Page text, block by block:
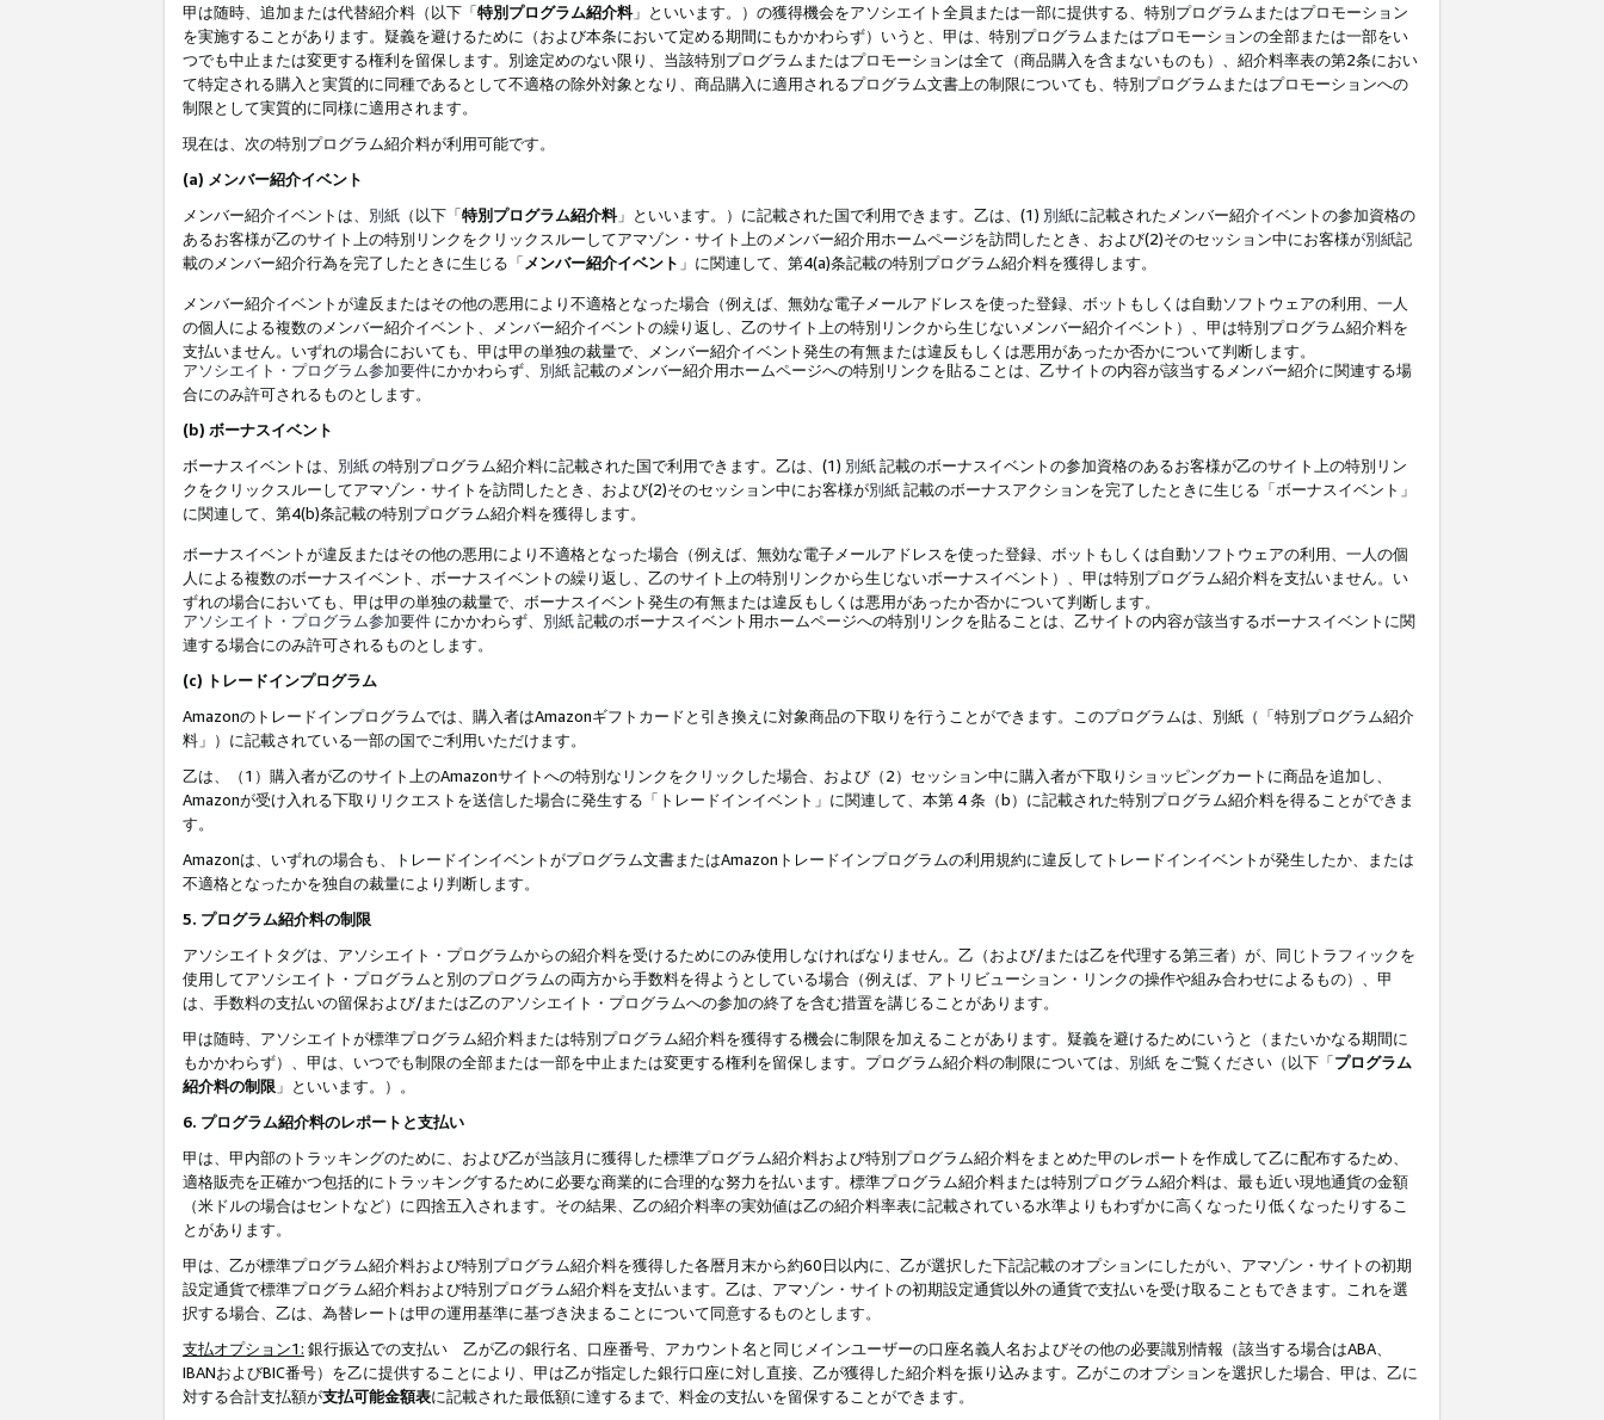
甲は随時、追加または代替紹介料（以下「特別プログラム紹介料」といいます。）の獲得機会をアソシエイト全員または一部に提供する、特別プログラムまたはプロモーション
を実施することがあります。疑義を避けるために（および本条において定める期間にもかかわらず）いうと、甲は、特別プログラムまたはプロモーションの全部または一部をい
つでも中止または変更する権利を留保します。別途定めのない限り、当該特別プログラムまたはプロモーションは全て（商品購入を含まないものも）、紹介料率表の第2条におい
て特定される購入と実質的に同種であるとして不適格の除外対象となり、商品購入に適用されるプログラム文書上の制限についても、特別プログラムまたはプロモーションへの
制限として実質的に同様に適用されます。
現在は、次の特別プログラム紹介料が利用可能です。
(a) メンバー紹介イベント
メンバー紹介イベントは、 別紙 （以下「特別プログラム紹介料」といいます。）に記載された国で利用できます。乙は、(1) 別紙に記載されたメンバー紹介イベントの参加資格の
あるお客様が乙のサイト上の特別リンクをクリックスルーしてアマゾン・サイト上のメンバー紹介用ホームページを訪問したとき、および(2)そのセッション中にお客様が別紙記
載のメンバー紹介行為を完了したときに生じる「 メンバー紹介イベント 」に関連して、第4(a)条記載の特別プログラム紹介料を獲得します。
メンバー紹介イベントが違反またはその他の悪用により不適格となった場合（例えば、無効な電子メールアドレスを使った登録、ボットもしくは自動ソフトウェアの利用、一人
の個人による複数のメンバー紹介イベント、メンバー紹介イベントの繰り返し、乙のサイト上の特別リンクから生じないメンバー紹介イベント）、甲は特別プログラム紹介料を
支払いません。いずれの場合においても、甲は甲の単独の裁量で、メンバー紹介イベント発生の有無または違反もしくは悪用があったか否かについて判断します。
アソシエイト・プログラム参加要件にかかわらず、 別紙記載のメンバー紹介用ホームページへの特別リンクを貼ることは、乙サイトの内容が該当するメンバー紹介に関連する場
合にのみ許可されるものとします。
(b) ボーナスイベント
ボーナスイベントは、 別紙の特別プログラム紹介料に記載された国で利用できます。乙は、(1) 別紙記載のボーナスイベントの参加資格のあるお客様が乙のサイト上の特別リン
クをクリックスルーしてアマゾン・サイトを訪問したとき、および(2)そのセッション中にお客様が別紙記載のボーナスアクションを完了したときに生じる「ボーナスイベント」
に関連して、第4(b)条記載の特別プログラム紹介料を獲得します。
ボーナスイベントが違反またはその他の悪用により不適格となった場合（例えば、無効な電子メールアドレスを使った登録、ボットもしくは自動ソフトウェアの利用、一人の個
人による複数のボーナスイベント、ボーナスイベントの繰り返し、乙のサイト上の特別リンクから生じないボーナスイベント）、甲は特別プログラム紹介料を支払いません。い
ずれの場合においても、甲は甲の単独の裁量で、ボーナスイベント発生の有無または違反もしくは悪用があったか否かについて判断します。
アソシエイト・プログラム参加要件 にかかわらず、 別紙記載のボーナスイベント用ホームページへの特別リンクを貼ることは、乙サイトの内容が該当するボーナスイベントに関
連する場合にのみ許可されるものとします。
(c) トレードインプログラム
Amazonのトレードインプログラムでは、購入者はAmazonギフトカードと引き換えに対象商品の下取りを行うことができます。このプログラムは、別紙（「特別プログラム紹介
料」）に記載されている一部の国でご利用いただけます。
乙は、（1）購入者が乙のサイト上のAmazonサイトへの特別なリンクをクリックした場合、および（2）セッション中に購入者が下取りショッピングカートに商品を追加し、
Amazonが受け入れる下取りリクエストを送信した場合に発生する「トレードインイベント」に関連して、本第 4 条（b）に記載された特別プログラム紹介料を得ることができま
す。
Amazonは、いずれの場合も、トレードインイベントがプログラム文書またはAmazonトレードインプログラムの利用規約に違反してトレードインイベントが発生したか、または
不適格となったかを独自の裁量により判断します。
5. プログラム紹介料の制限
アソシエイトタグは、アソシエイト・プログラムからの紹介料を受けるためにのみ使用しなければなりません。乙（および/または乙を代理する第三者）が、同じトラフィックを
使用してアソシエイト・プログラムと別のプログラムの両方から手数料を得ようとしている場合（例えば、アトリビューション・リンクの操作や組み合わせによるもの）、甲
は、手数料の支払いの留保および/または乙のアソシエイト・プログラムへの参加の終了を含む措置を講じることがあります。
甲は随時、アソシエイトが標準プログラム紹介料または特別プログラム紹介料を獲得する機会に制限を加えることがあります。疑義を避けるためにいうと（またいかなる期間に
もかかわらず）、甲は、いつでも制限の全部または一部を中止または変更する権利を留保します。プログラム紹介料の制限については、 別紙 をご覧ください（以下「プログラム
紹介料の制限 」といいます。）。
6. プログラム紹介料のレポートと支払い
甲は、甲内部のトラッキングのために、および乙が当該月に獲得した標準プログラム紹介料および特別プログラム紹介料をまとめた甲のレポートを作成して乙に配布するため、
適格販売を正確かつ包括的にトラッキングするために必要な商業的に合理的な努力を払います。標準プログラム紹介料または特別プログラム紹介料は、最も近い現地通貨の金額
（米ドルの場合はセントなど）に四捨五入されます。その結果、乙の紹介料率の実効値は乙の紹介料率表に記載されている水準よりもわずかに高くなったり低くなったりするこ
とがあります。
甲は、乙が標準プログラム紹介料および特別プログラム紹介料を獲得した各暦月末から約60日以内に、乙が選択した下記記載のオプションにしたがい、アマゾン・サイトの初期
設定通貨で標準プログラム紹介料および特別プログラム紹介料を支払います。乙は、アマゾン・サイトの初期設定通貨以外の通貨で支払いを受け取ることもできます。これを選
択する場合、乙は、為替レートは甲の運用基準に基づき決まることについて同意するものとします。
支払オプション1: 銀行振込での支払い 乙が乙の銀行名、口座番号、アカウント名と同じメインユーザーの口座名義人名およびその他の必要識別情報（該当する場合はABA、
IBANおよびBIC番号）を乙に提供することにより、甲は乙が指定した銀行口座に対し直接、乙が獲得した紹介料を振り込みます。乙がこのオプションを選択した場合、甲は、乙に
対する合計支払額が支払可能金額表に記載された最低額に達するまで、料金の支払いを留保することができます。